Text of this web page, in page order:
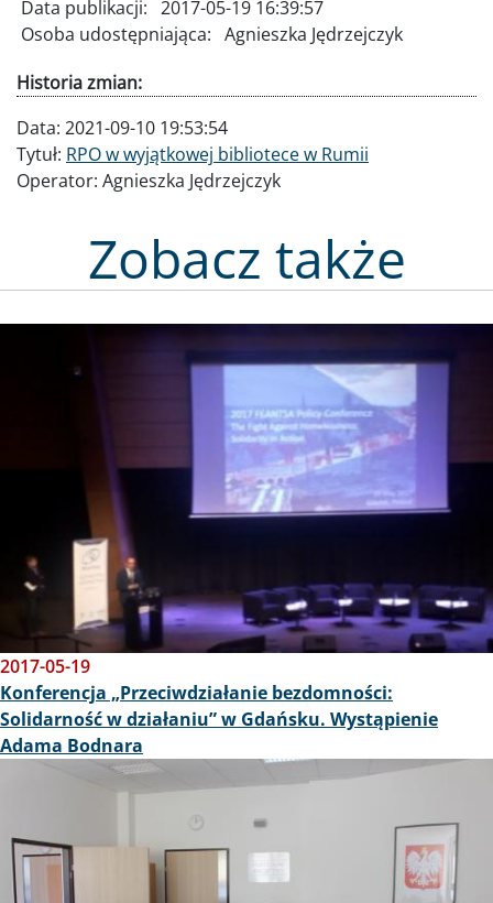
Historia zmian:
Data:2021-09-10 19:53:54
Tytuł:RPO w wyjątkowej bibliotece w Rumii
Operator:Agnieszka Jędrzejczyk
Zobacz także
Obraz
2017-05-19
Konferencja „Przeciwdziałanie bezdomności:
Solidarność w działaniu” w Gdańsku. Wystąpienie
Adama Bodnara
Obraz